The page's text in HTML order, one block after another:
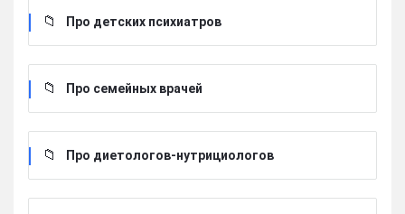
Про детских психиатров
Про семейных врачей
Про диетологов-нутрициологов